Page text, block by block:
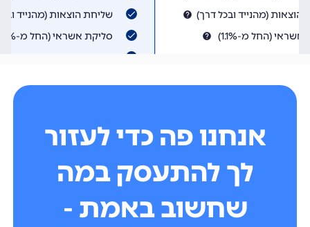
אנחנו פה כדי לעזור
לך להתעסק במה
שחשוב באמת -